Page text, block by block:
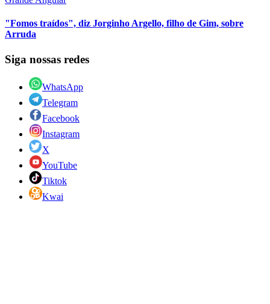
"Fomos traídos", diz Jorginho Argello, filho de Gim, sobre
Arruda
Siga nossas redes
WhatsApp
Telegram
Facebook
Instagram
X
YouTube
Tiktok
Kwai